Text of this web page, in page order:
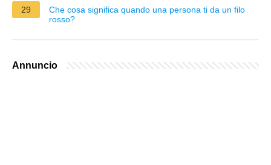
29
Che cosa significa quando una persona ti da un filo
rosso?
Annuncio